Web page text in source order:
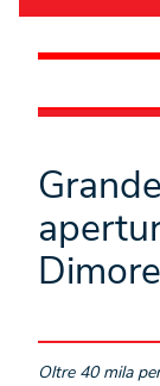
Oltre 40 mila